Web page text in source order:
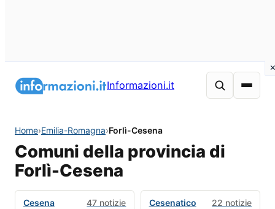
Informazioni.it
Home›Emilia-Romagna›Forlì-Cesena
Comuni della provincia di
Forlì-Cesena
Cesena 47 notizie Cesenatico 22 notizie